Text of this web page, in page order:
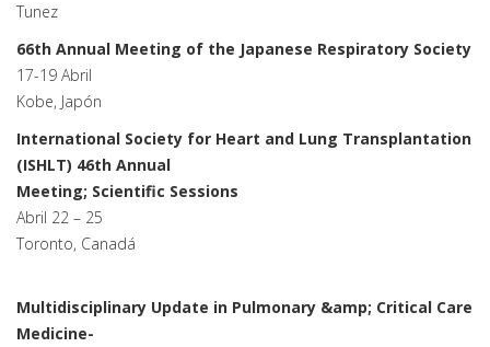
Tunez
66th Annual Meeting of the Japanese Respiratory Society
17-19 Abril
Kobe, Japón
International Society for Heart and Lung Transplantation
(ISHLT) 46th Annual
Meeting; Scientific Sessions
Abril 22 – 25
Toronto, Canadá
Multidisciplinary Update in Pulmonary &amp; Critical Care
Medicine-